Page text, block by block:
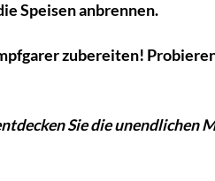
Speisen anbrennen.
zubereiten!
Sie die unendlichen